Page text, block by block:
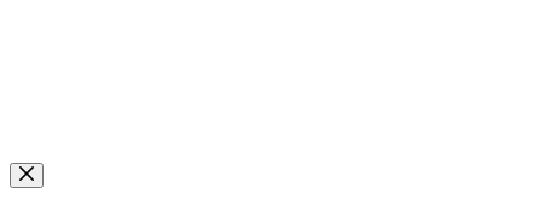
Skip
to